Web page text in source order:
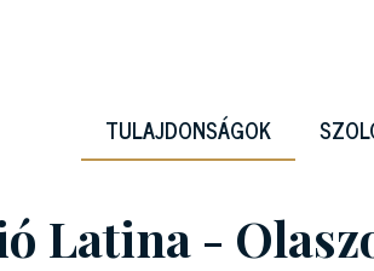
TULAJDONSÁGOK
Latina -